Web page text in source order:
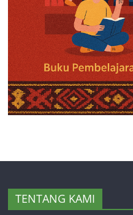
TENTANG KAMI